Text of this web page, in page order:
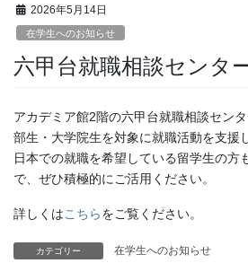
2026年5月14日
在学生へのお知らせ
六甲台就職相談センタ
アカデミア館2階の六甲台就職相談セン
部生・大学院生を対象に就職活動を支援
日本での就職を希望している留学生の方
で、ぜひ積極的にご活用ください。
詳しくはこちらをご覧ください。
カテゴリー 在学生へのお知らせ